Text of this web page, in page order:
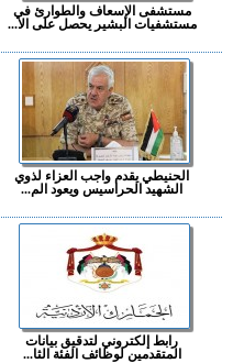
مستشفى الإسعاف والطوارئ في
مستشفيات البشير يحصل على الا...
الحنيطي يقدم واجب العزاء لذوي
الشهيد الحراسيس ويعود الم...
رابط إلكتروني لتدقيق بيانات
المتقدمين لوظائف الفئة الثا...